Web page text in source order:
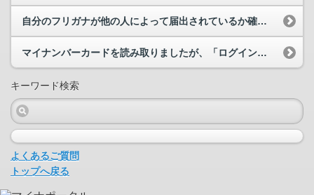
自分のフリガナが他の人によって届出されているか確認する方法はありますか。
マイナンバーカードを読み取りましたが、「ログインに使用したマイナンバーカードと一致しません」と...
キーワード検索
よくあるご質問
トップへ戻る